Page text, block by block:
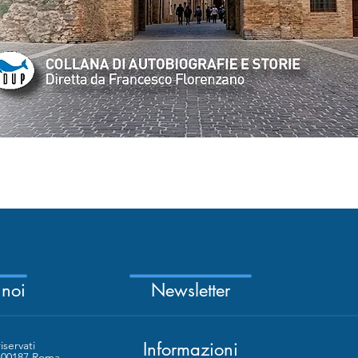
Newsletter
Informazioni